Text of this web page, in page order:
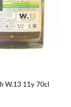
W.13 11y 70cl